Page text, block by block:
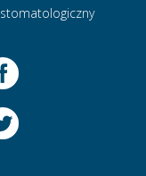
stomatologiczny